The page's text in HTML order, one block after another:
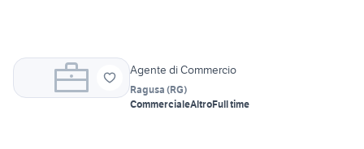
Agente di Commercio
Ragusa (RG)
CommercialeAltroFull time